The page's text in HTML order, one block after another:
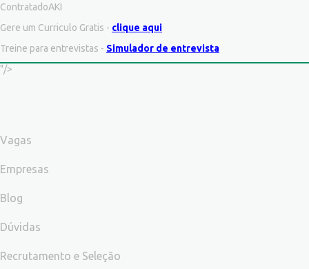
ContratadoAKI
Gere um Curriculo Gratis - clique aqui
Treine para entrevistas - Simulador de entrevista
"/>
Vagas
Empresas
Blog
Dúvidas
Recrutamento e Seleção